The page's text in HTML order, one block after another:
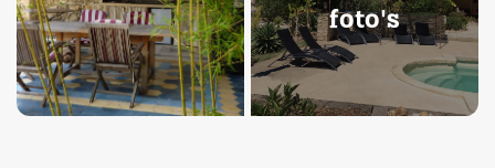
foto's